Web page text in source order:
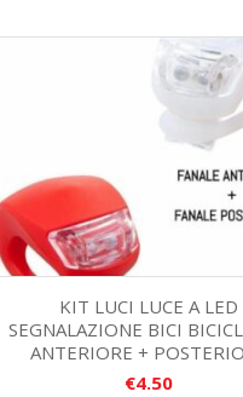
KIT LUCI LUCE A LED
SEGNALAZIONE BICI
ANTERIORE +
€4.50